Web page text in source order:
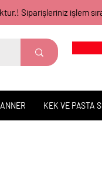
Siparişleriniz işlem
KEK VE PASTA